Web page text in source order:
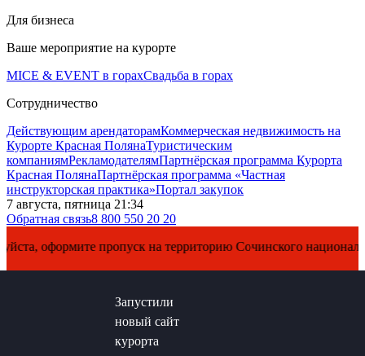
Для бизнеса
Ваше мероприятие на курорте
MICE & EVENT в горахСвадьба в горах
Сотрудничество
Действующим арендаторамКоммерческая недвижимость на
Курорте Красная ПолянаТуристическим
компаниямРекламодателямПартнёрская программа Курорта
Красная ПолянаПартнёрская программа «Частная
инструкторская практика»Портал закупок
7 августа, пятница 21:34
Обратная связь8 800 550 20 20
оформите пропуск на территорию Сочинского национального
Запустили
новый сайт
курорта